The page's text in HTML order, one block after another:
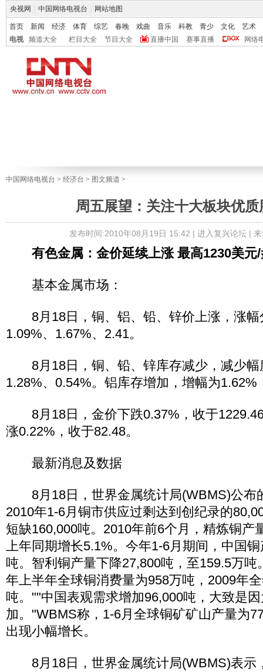
央视网 中国网络电视台 网站地图
首页 新闻 经济 体育 综艺 春晚 戏曲 音乐 科教 青少 文化
艺术
电视
频道大全 栏目大全 节目大全 直播中国 赛事直播 网络
中国网络电视台 > 经济台 > 图文频道 >
周五展望：关注十大板块优质
发布时间:2010年08月19日 15:42 | 进入复兴论坛| 来
有色金属：金价延续上涨 最高1230美元
基本金属市场：
8月18日，铜、铝、铅、锌价上涨，涨幅
1.09%、1.67%、2.41。
8月18日，铜、铅、锌库存减少，减少幅
1.28%、0.54%。铝库存增加，增幅为1.62%
8月18日，金价下跌0.37%，收于
涨0.22%，收于82.48。
最新消息及数据
8月18日，世界金属统计局(WBMS)公布
2010年1-6月铜市供应过剩达到创纪录的
短缺160,000吨。2010年前6个月，精炼铜产
上年同期增长5.1%。今年1-6月期间，中国
吨。智利铜产量下降27,800吨，至159.5万吨
年上半年全球铜消费量为958万吨，2009年
吨。""中国表观需求增加96,000吨，大致是
加。"WBMS称，1-6月全球铜矿矿山产量为
出现小幅增长。
8月18日，世界金属统计局(WBMS)表示